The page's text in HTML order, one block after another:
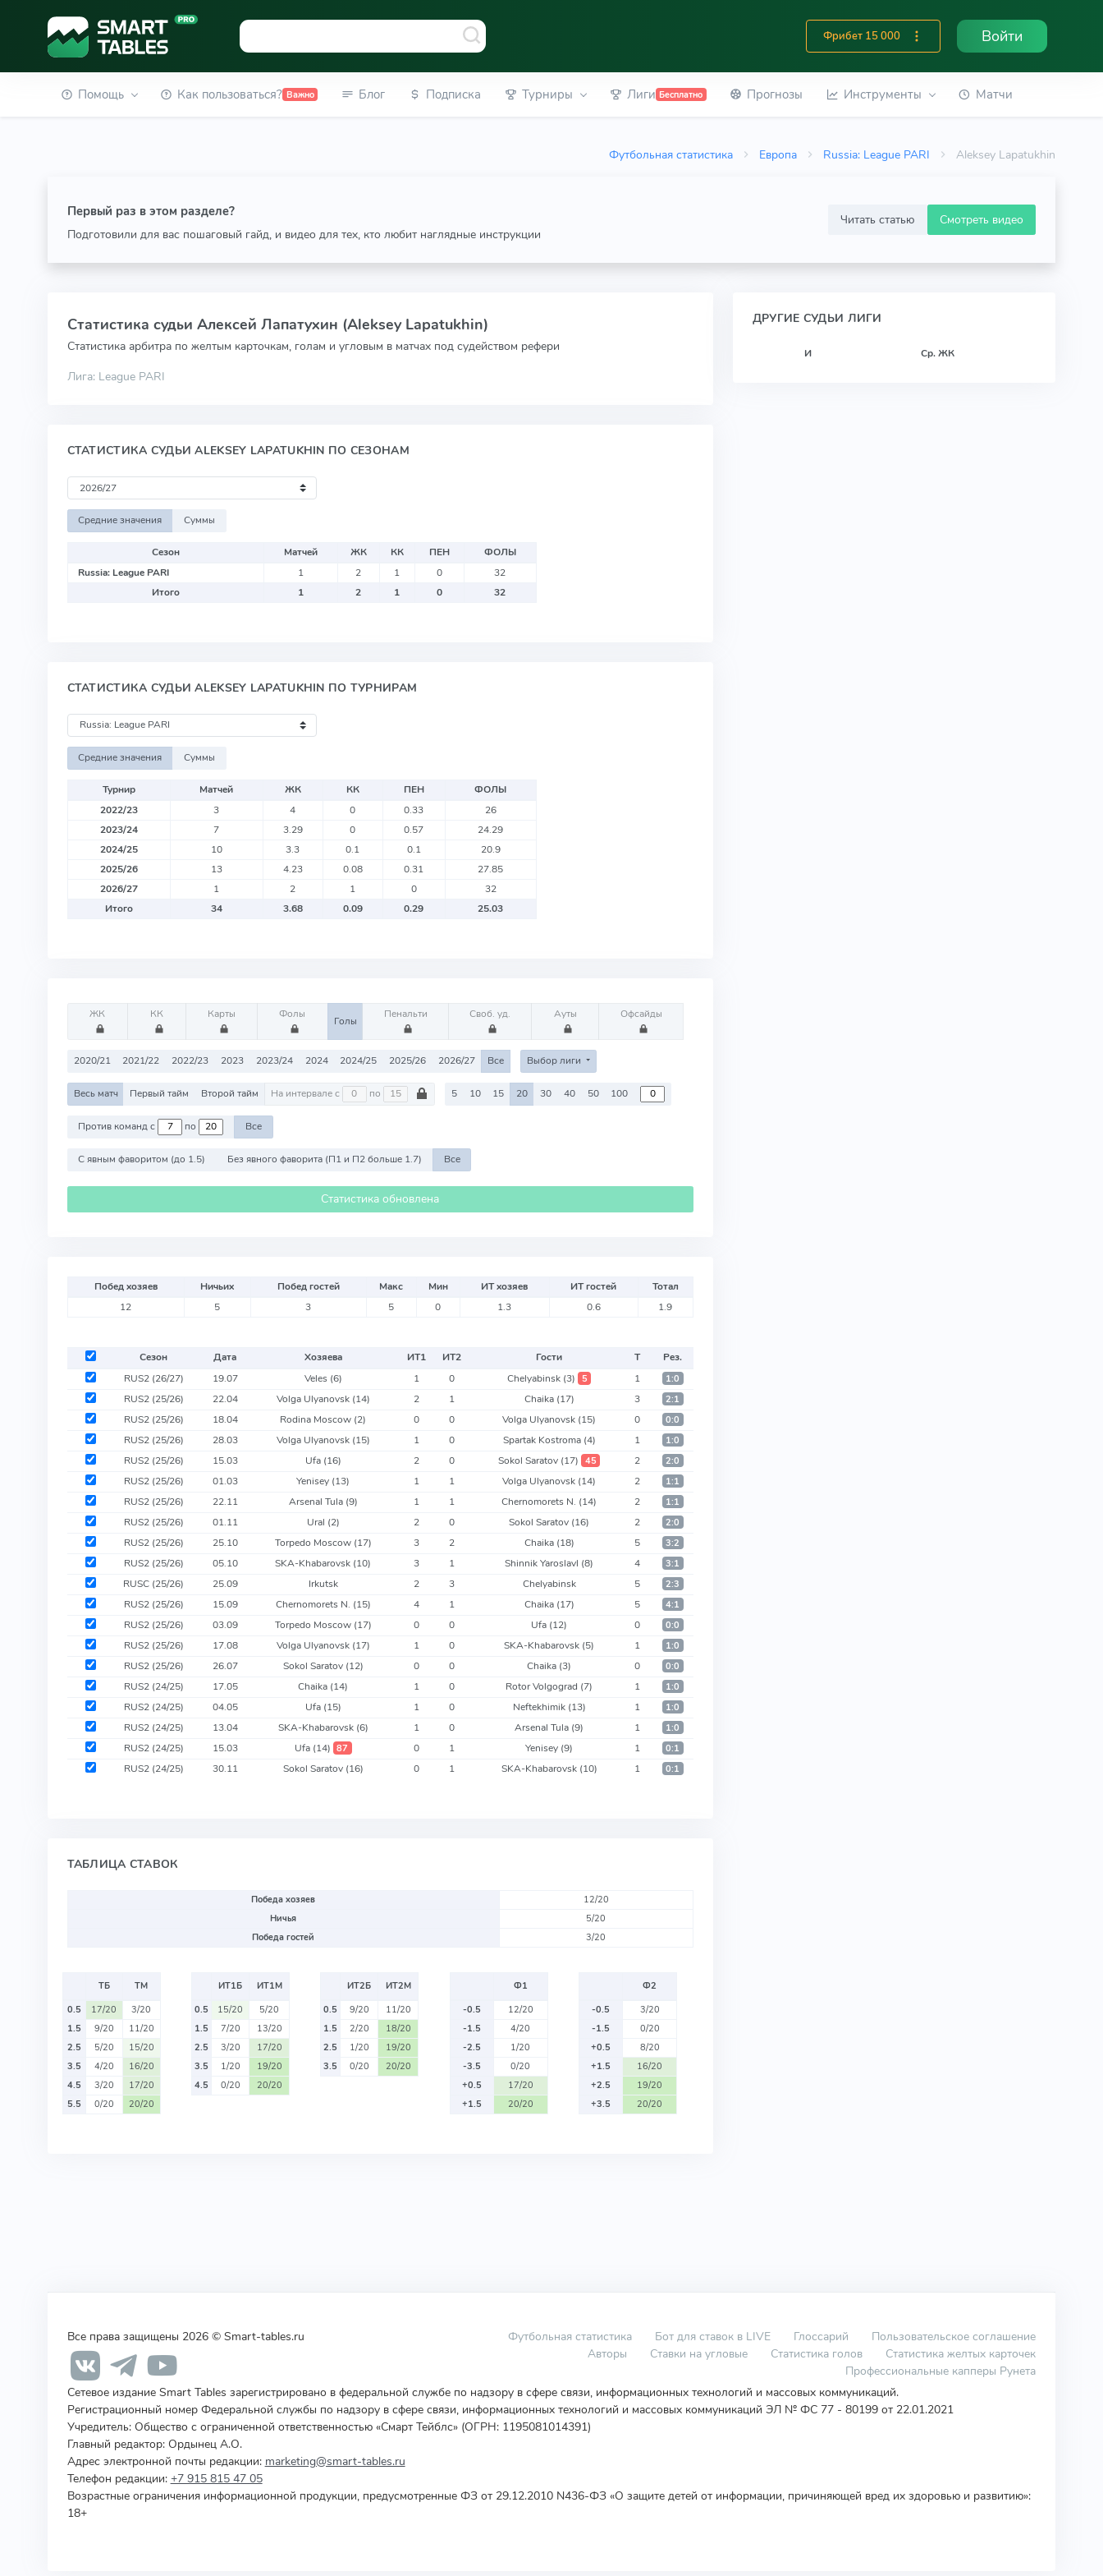
Фрибет 15 000 Войти
Помощь Как пользоваться? Важно Блог Подписка Турниры Лиги Бесплатно Прогнозы Инструменты Матчи
Футбольная статистика Европа Russia: League PARI Aleksey Lapatukhin
Первый раз в этом разделе?
Подготовили для вас пошаговый гайд, и видео для тех, кто любит наглядные инструкции
Читать статью Смотреть видео
Статистика судьи Алексей Лапатухин (Aleksey Lapatukhin)
Статистика арбитра по желтым карточкам, голам и угловым в матчах под судейством рефери
Лига: League PARI
СТАТИСТИКА СУДЬИ ALEKSEY LAPATUKHIN ПО СЕЗОНАМ
Средние значения Суммы
Сезон Матчей ЖК КК ПЕН
ФОЛЫ
Russia: League PARI
1 2 1 0
32
Итого
1 2 1 0 32
СТАТИСТИКА СУДЬИ ALEKSEY LAPATUKHIN ПО ТУРНИРАМ
Средние значения Суммы
Турнир Матчей ЖК КК ПЕН
ФОЛЫ
2022/23
3 4 0 0.33
26
2023/24
7 3.29 0 0.57
24.29
2024/25
10 3.3 0.1 0.1
20.9
2025/26
13 4.23 0.08 0.31
27.85
2026/27
1 2 1 0
32
Итого
34 3.68 0.09 0.29 25.03
ЖК КК Карты Фолы
Голы
Пенальти Своб. уд. Ауты Офсайды
2020/21 2021/22 2022/23 2023 2023/24 2024 2024/25 2025/26 2026/27 Все Выбор лиги
Весь матч Первый тайм Второй тайм На интервале с по 5 10 15 20 30 40 50 100
Против команд с по Все
С явным фаворитом (до 1.5) Без явного фаворита (П1 и П2 больше 1.7) Все
Статистика обновлена
Побед хозяев Ничьих Побед гостей Макс Мин ИТ хозяев ИТ гостей
Тотал
12
5 3 5 0 1.3 0.6 1.9
Сезон Дата Хозяева ИТ1 ИТ2 Гости Т
Рез.
RUS2 (26/27)
19.07 Veles (6) 1 0 Chelyabinsk (3) 5 1 1:0
RUS2 (25/26) 22.04 Volga Ulyanovsk (14) 2 1 Chaika (17) 3 2:1
RUS2 (25/26) 18.04 Rodina Moscow (2) 0 0 Volga Ulyanovsk (15) 0 0:0
RUS2 (25/26) 28.03 Volga Ulyanovsk (15) 1 0 Spartak Kostroma (4) 1 1:0
RUS2 (25/26) 15.03 Ufa (16) 2 0 Sokol Saratov (17) 45 2 2:0
RUS2 (25/26) 01.03 Yenisey (13) 1 1 Volga Ulyanovsk (14) 2 1:1
RUS2 (25/26) 22.11 Arsenal Tula (9) 1 1 Chernomorets N. (14) 2 1:1
RUS2 (25/26) 01.11 Ural (2) 2 0 Sokol Saratov (16) 2 2:0
RUS2 (25/26) 25.10 Torpedo Moscow (17) 3 2 Chaika (18) 5 3:2
RUS2 (25/26) 05.10 SKA-Khabarovsk (10) 3 1 Shinnik Yaroslavl (8) 4 3:1
RUSC (25/26) 25.09 Irkutsk 2 3 Chelyabinsk 5 2:3
RUS2 (25/26) 15.09 Chernomorets N. (15) 4 1 Chaika (17) 5 4:1
RUS2 (25/26) 03.09 Torpedo Moscow (17) 0 0 Ufa (12) 0 0:0
RUS2 (25/26) 17.08 Volga Ulyanovsk (17) 1 0 SKA-Khabarovsk (5) 1 1:0
RUS2 (25/26) 26.07 Sokol Saratov (12) 0 0 Chaika (3) 0 0:0
RUS2 (24/25) 17.05 Chaika (14) 1 0 Rotor Volgograd (7) 1 1:0
RUS2 (24/25) 04.05 Ufa (15) 1 0 Neftekhimik (13) 1 1:0
RUS2 (24/25) 13.04 SKA-Khabarovsk (6) 1 0 Arsenal Tula (9) 1 1:0
RUS2 (24/25) 15.03 Ufa (14) 87 0 1 Yenisey (9) 1 0:1
RUS2 (24/25) 30.11 Sokol Saratov (16) 0 1 SKA-Khabarovsk (10) 1 0:1
ТАБЛИЦА СТАВОК
Победа хозяев
12/20
Ничья
5/20
Победа гостей
3/20
ТБ
ТМ
0.5
17/20
3/20
1.5
9/20
11/20
2.5
5/20
15/20
3.5
4/20
16/20
4.5
3/20
17/20
5.5
0/20 20/20
ИТ1Б
ИТ1М
0.5
15/20
5/20
1.5
7/20
13/20
2.5
3/20
17/20
3.5
1/20
19/20
4.5
0/20 20/20
ИТ2Б
ИТ2М
0.5
9/20
11/20
1.5
2/20
18/20
2.5
1/20
19/20
3.5
0/20 20/20
Ф1
-0.5
12/20
-1.5
4/20
-2.5
1/20
-3.5
0/20
+0.5
17/20
+1.5
20/20
Ф2
-0.5
3/20
-1.5
0/20
+0.5
8/20
+1.5
16/20
+2.5
19/20
+3.5
20/20
ДРУГИЕ СУДЬИ ЛИГИ
И Ср. ЖК
Все права защищены 2026 © Smart-tables.ru Футбольная статистика Бот для ставок в LIVE Глоссарий
Пользовательское соглашение
Авторы
Ставки на угловые Статистика голов
Статистика желтых карточек
Профессиональные капперы Рунета
Сетевое издание Smart Tables зарегистрировано в федеральной службе по надзору в сфере связи, информационных технологий и массовых коммуникаций.
Регистрационный номер Федеральной службы по надзору в сфере связи, информационных технологий и массовых коммуникаций ЭЛ № ФС 77 - 80199 от 22.01.2021
Учредитель: Общество с ограниченной ответственностью «Смарт Тейблс» (ОГРН: 1195081014391)
Главный редактор: Ордынец А.О.
Адрес электронной почты редакции: marketing@smart-tables.ru
Телефон редакции: +7 915 815 47 05
Возрастные ограничения информационной продукции, предусмотренные ФЗ от 29.12.2010 N436-ФЗ «О защите детей от информации, причиняющей вред их здоровью и развитию»:
18+